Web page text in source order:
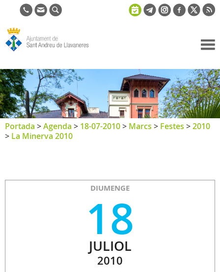
de Sant
Andreu de
Llavaneres
Portada >Agenda > 18-07-2010> Marcs > Festes >2010
> La Minerva 2010
DIUMENGE
18
JULIOL
2010